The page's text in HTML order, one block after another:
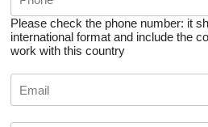
Please check the phone number: it
international format and include the
work with this country